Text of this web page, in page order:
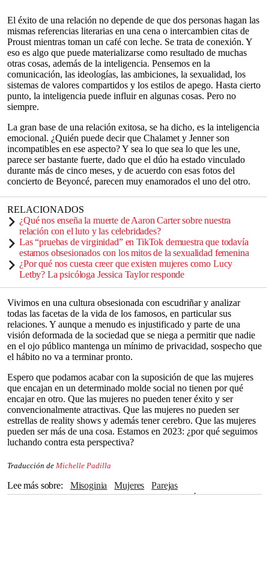
El éxito de una relación no depende de que dos personas hagan las
mismas referencias literarias en una cena o intercambien citas de
Proust mientras toman un café con leche. Se trata de conexión. Y
eso es algo que puede materializarse como resultado de muchas
otras cosas, además de la inteligencia. Pensemos en la
comunicación, las ideologías, las ambiciones, la sexualidad, los
sistemas de valores compartidos y los estilos de apego. Hasta cierto
punto, la inteligencia puede influir en algunas cosas. Pero no
siempre.
La gran base de una relación exitosa, se ha dicho, es la inteligencia
emocional. ¿Quién puede decir que Chalamet y Jenner son
incompatibles en ese aspecto? Y sea lo que sea lo que les une,
parece ser bastante fuerte, dado que el dúo ha estado vinculado
durante más de cinco meses, y de acuerdo con esas fotos del
concierto de Beyoncé, parecen muy enamorados el uno del otro.
RELACIONADOS
¿Qué nos enseña la muerte de Aaron Carter sobre nuestra
relación con el luto y las celebridades?
Las “pruebas de virginidad” en TikTok demuestra que todavía
estamos obsesionados con los mitos de la sexualidad femenina
¿Por qué nos cuesta creer que existen mujeres como Lucy
Letby? La psicóloga Jessica Taylor responde
Vivimos en una cultura obsesionada con escudriñar y analizar
todas las facetas de la vida de los famosos, en particular sus
relaciones. Y aunque a menudo es injustificado y parte de una
visión deformada de la sociedad que se niega a permitir que nadie
en el ojo público mantenga un mínimo de privacidad, sospecho que
el hábito no va a terminar pronto.
Espero que podamos acabar con la suposición de que las mujeres
que encajan en un determinado molde social no tienen por qué
encajar en otro. Que las mujeres no pueden tener éxito y ser
convencionalmente atractivas. Que las mujeres no pueden ser
estrellas de reality shows y además tener cerebro. Que las mujeres
pueden ser más de una cosa. Estamos en 2023: ¿por qué seguimos
luchando contra esta perspectiva?
Traducción de Michelle Padilla
Lee más sobre Misoginia Mujeres
Parejas